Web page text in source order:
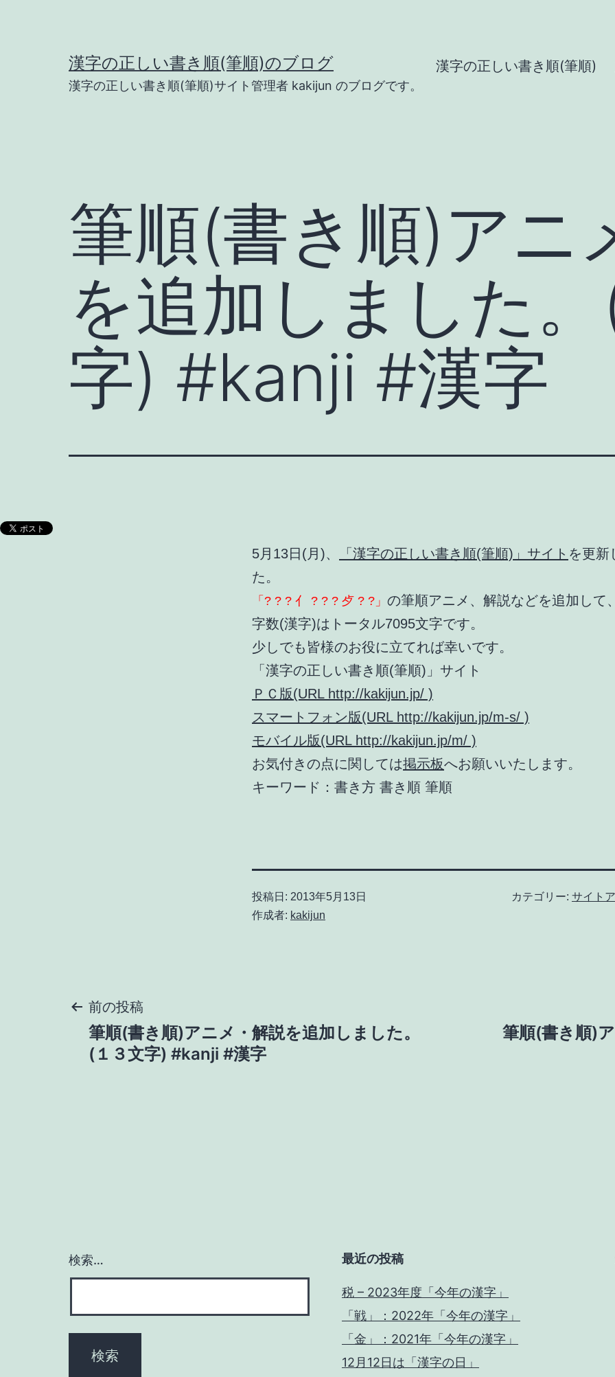
漢字の正しい書き順(筆順)のブログ
漢字の正しい書き順(筆順)サイト管理者 kakijun のブログです。
漢字の正しい書き順(筆順)
筆順(書き順)アニ
を追加しました
字) #kanji #漢字
5月13日(月)、 「漢字の正しい書き順(筆順)」サイト を更新
た。
「? ? ? 亻 ? ? ? 歺 ? ?」 の筆順アニメ、解説などを追加して
字数(漢字)はトータル7095文字です。
少しでも皆様のお役に立てれば幸いです。
「漢字の正しい書き順(筆順)」サイト
ＰＣ版(URL http://kakijun.jp/ )
スマートフォン版(URL http://kakijun.jp/m-s/ )
モバイル版(URL http://kakijun.jp/m/ )
お気付きの点に関しては掲示板へお願いいたします。
キーワード：書き方 書き順 筆順
投稿日: 2013年5月13日
作成者: kakijun
カテゴリー: サイト
投
稿
シ
ョ
ン
前の投稿
筆順(書き順)アニメ・解説を追加しました。
(１３文字) #kanji #漢字
筆順(書き順)
検索… 最近の投稿
税 – 2023年度「今年の漢字」
「戦」：2022年「今年の漢字」
「金」：2021年「今年の漢字」
12月12日は「漢字の日」